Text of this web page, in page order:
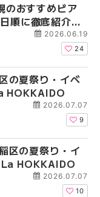
のおすすめビア
順に徹底紹介！
ラスまで | MouLa
2026.06.19
24
の夏祭り・イベ
HOKKAIDO
2026.07.07
9
区の夏祭り・イ
HOKKAIDO
2026.07.07
10
年夏 札幌市北区
まとめ | MouLa
年夏 札幌市清田
トまとめ |
年夏 札幌市豊平
トまとめ |
年夏 札幌市手稲
トまとめ |
年夏 札幌市清田
トまとめ |
の麻辣湯（マーラ
門店6選！本場の
店まで徹底比較 |